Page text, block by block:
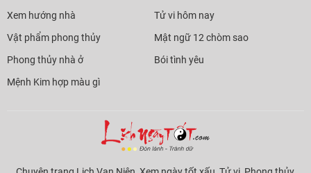
Xem hướng nhà
Vật phẩm phong thủy
Phong thủy nhà ở
Mệnh Kim hợp màu gì
Tử vi hôm nay
Mật ngữ 12 chòm sao
Bói tình yêu